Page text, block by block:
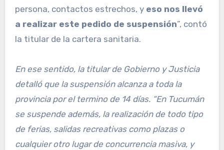
persona, contactos estrechos, y eso nos llevó
a realizar este pedido de suspensión”, contó
la titular de la cartera sanitaria.
En ese sentido, la titular de Gobierno y Justicia
detalló que la suspensión alcanza a toda la
provincia por el termino de 14 días. “En Tucumán
se suspende además, la realización de todo tipo
de ferias, salidas recreativas como plazas o
cualquier otro lugar de concurrencia masiva, y